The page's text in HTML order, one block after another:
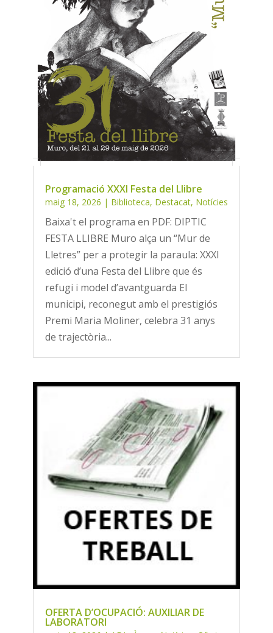
Programació XXXI Festa del Llibre
maig 18, 2026 | Biblioteca, Destacat, Notícies
Baixa't el programa en PDF: DIPTIC
FESTA LLIBRE Muro alça un “Mur de
Lletres” per a protegir la paraula: XXXI
edició d’una Festa del Llibre que és
refugi i model d’avantguarda El
municipi, reconegut amb el prestigiós
Premi Maria Moliner, celebra 31 anys
de trajectòria...
OFERTA D’OCUPACIÓ: AUXILIAR DE
LABORATORI